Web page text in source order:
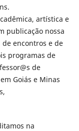
artística e
publicação nossa
encontros e de
programas de
de
Goiás e Minas
na